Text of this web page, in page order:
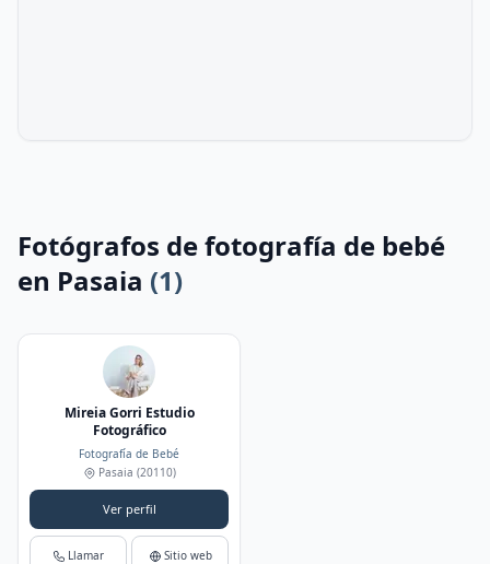
Fotógrafos de fotografía de bebé
en Pasaia (1)
Mireia Gorri Estudio
Fotográfico
Fotografía de Bebé
Pasaia (20110)
Ver perfil
Llamar Sitio web